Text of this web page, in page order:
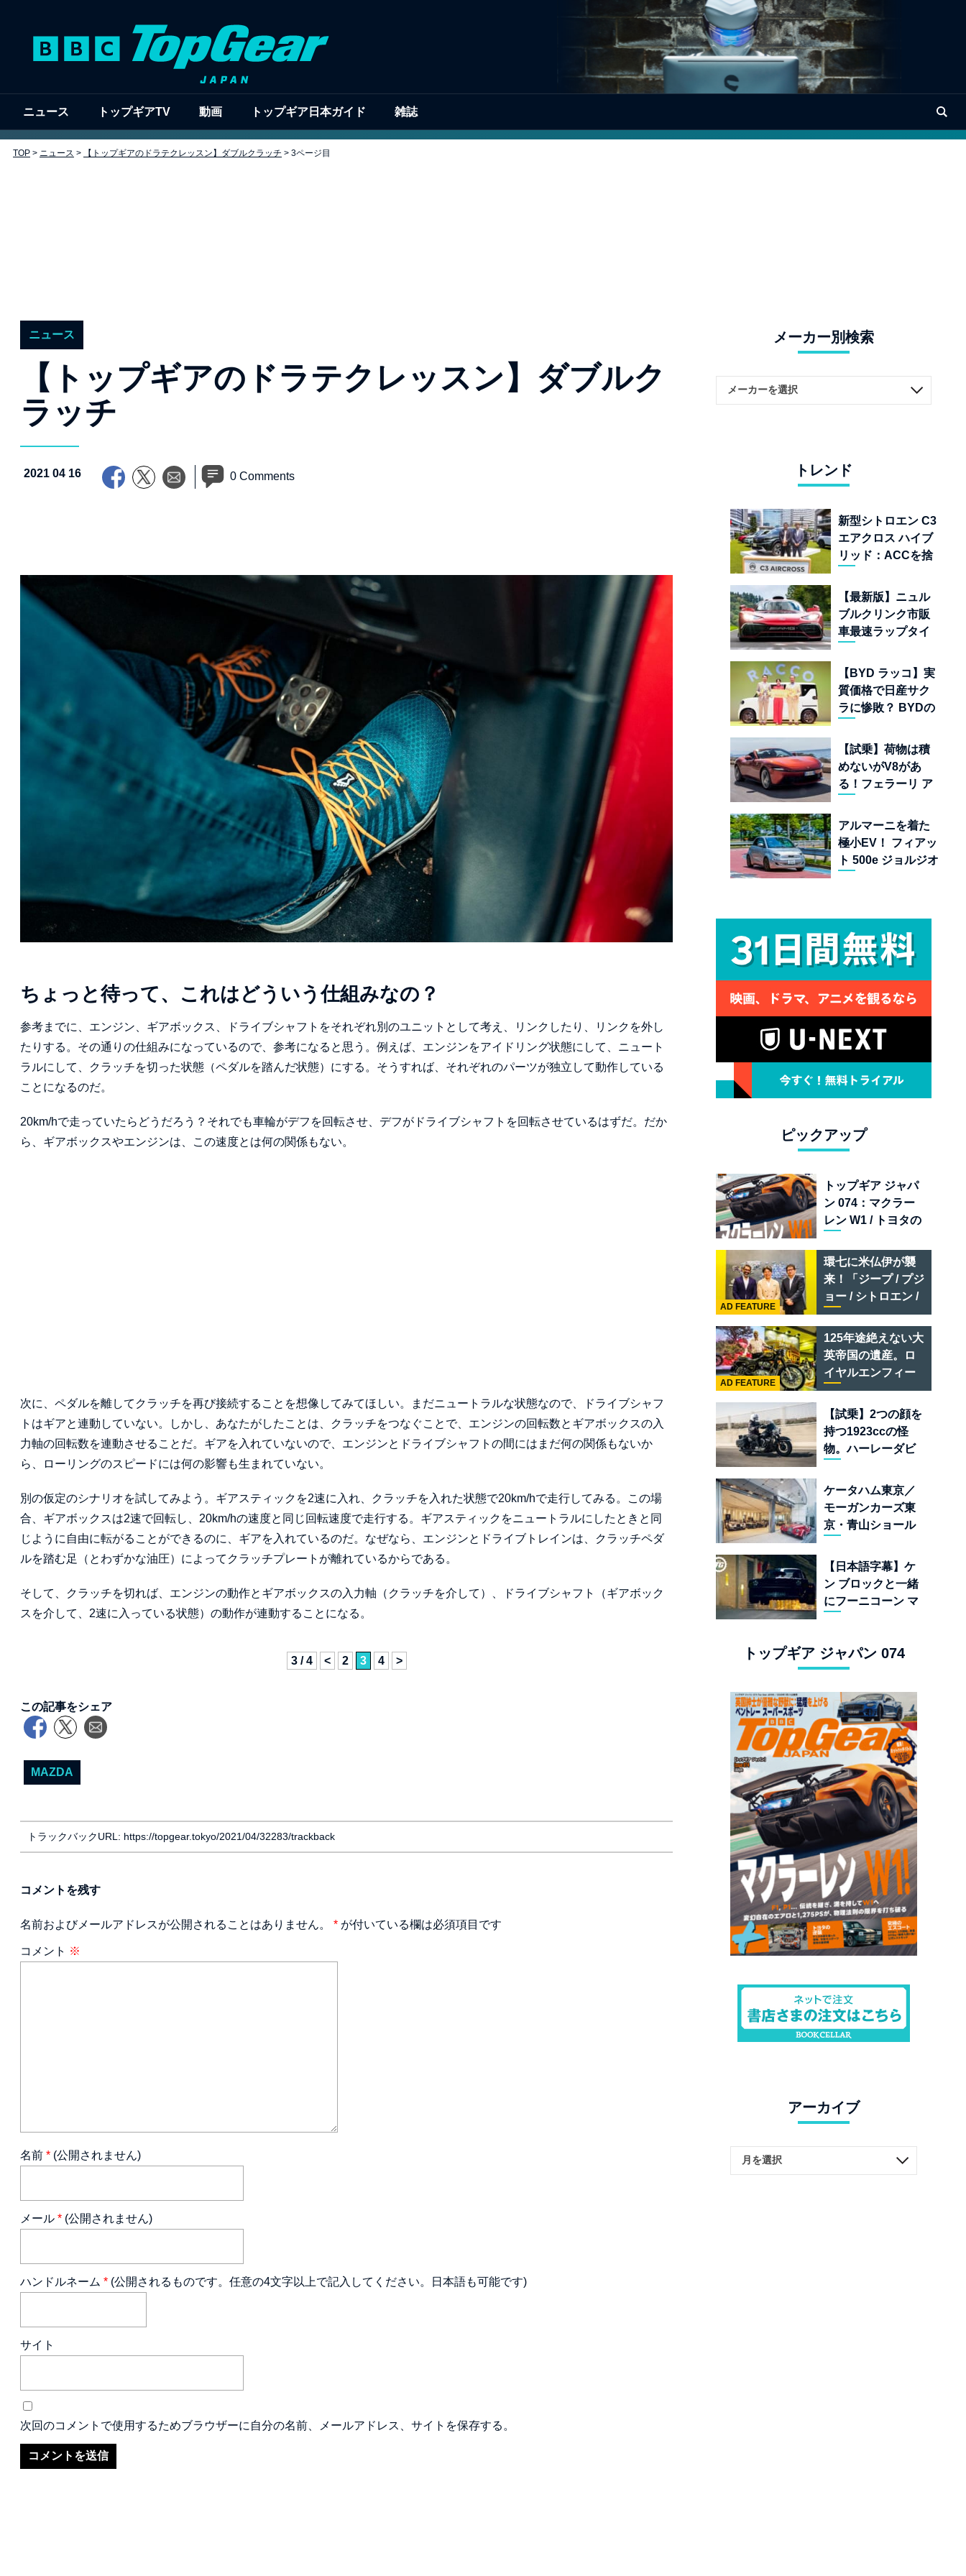
ニュース トップギアTV 動画 トップギア日本ガイド 雑誌
TOP > ニュース > 【トップギアのドラテクレッスン】ダブルクラッチ > 3ページ目
ニュース
【トップギアのドラテクレッスン】ダブルク
ラッチ
2021 04 16 0 Comments
ちょっと待って、これはどういう仕組みなの？
参考までに、エンジン、ギアボックス、ドライブシャフトをそれぞれ別のユニットとして考え、リンクしたり、リンクを外し
たりする。その通りの仕組みになっているので、参考になると思う。例えば、エンジンをアイドリング状態にして、ニュート
ラルにして、クラッチを切った状態（ペダルを踏んだ状態）にする。そうすれば、それぞれのパーツが独立して動作している
ことになるのだ。
20km/hで走っていたらどうだろう？それでも車輪がデフを回転させ、デフがドライブシャフトを回転させているはずだ。だか
ら、ギアボックスやエンジンは、この速度とは何の関係もない。
次に、ペダルを離してクラッチを再び接続することを想像してみてほしい。まだニュートラルな状態なので、ドライブシャフ
トはギアと連動していない。しかし、あなたがしたことは、クラッチをつなぐことで、エンジンの回転数とギアボックスの入
力軸の回転数を連動させることだ。ギアを入れていないので、エンジンとドライブシャフトの間にはまだ何の関係もないか
ら、ローリングのスピードには何の影響も生まれていない。
別の仮定のシナリオを試してみよう。ギアスティックを2速に入れ、クラッチを入れた状態で20km/hで走行してみる。この場
合、ギアボックスは2速で回転し、20km/hの速度と同じ回転速度で走行する。ギアスティックをニュートラルにしたときと同
じように自由に転がることができるのに、ギアを入れているのだ。なぜなら、エンジンとドライブトレインは、クラッチペダ
ルを踏む足（とわずかな油圧）によってクラッチプレートが離れているからである。
そして、クラッチを切れば、エンジンの動作とギアボックスの入力軸（クラッチを介して）、ドライブシャフト（ギアボック
スを介して、2速に入っている状態）の動作が連動することになる。
3 / 4 < 2 3 4 >
この記事をシェア
MAZDA
トラックバックURL: https://topgear.tokyo/2021/04/32283/trackback
コメントを残す
名前およびメールアドレスが公開されることはありません。 * が付いている欄は必須項目です
コメント ※
名前 * (公開されません)
メール * (公開されません)
ハンドルネーム * (公開されるものです。任意の4文字以上で記入してください。日本語も可能です)
サイト
次回のコメントで使用するためブラウザーに自分の名前、メールアドレス、サイトを保存する。
メーカー別検索
トレンド
新型シトロエン C3
エアクロス ハイブ
リッド：ACCを捨
毯」を手に入れた
フランスの異端児
【最新版】ニュル
ブルクリンク市販
車最速ラップタイ
22台を一挙公開
【BYD ラッコ】実
質価格で日産サク
ラに惨敗？ BYDの
金ドーピング」の
異常な世界
【試乗】荷物は積
めないがV8があ
る！フェラーリ ア
ーが証明する純内
燃機関オープンカ
ーの至福
アルマーニを着た
極小EV！ フィアッ
ト 500e ジョルジオ
ピックアップ
トップギア ジャパ
ン 074：マクラー
レン W1 / トヨタの
ー戦略 /フェラーリ
849 テスタロッサ /
テメラリオ /ベント
レー スーパースポ
ーツ
環七に米仏伊が襲
来！「ジープ / プジ
ョー / シトロエン /
フィアット / アバル
ト足立」はクルマ
のセレクトショッ
プである
AD FEATURE
125年途絶えない大
英帝国の遺産。ロ
イヤルエンフィー
ルド責任者に訊
く、新型
「BULLET 650」
と“時間の質”を愛
する理由
AD FEATURE
【試乗】2つの顔を
持つ1923ccの怪
物。ハーレーダビ
ォーキーエイト
117」の深淵を覗く
ケータハム東京／
モーガンカーズ東
京・青山ショール
「移動手段」では
なく「人生」だ
【日本語字幕】ケ
ン ブロックと一緒
にフーニコーン マ
トップギア ジャパン 074
アーカイブ